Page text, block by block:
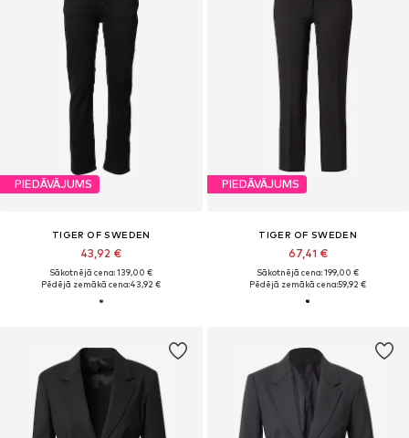
PIEDĀVĀJUMS
TIGER OF SWEDEN
43,92 €
Sākotnējā cena: 139,00 €
Pēdējā zemākā cena:43,92 €
PIEDĀVĀJUMS
TIGER OF SWEDEN
67,41 €
Sākotnējā cena: 199,00 €
Pēdējā zemākā cena:59,92 €